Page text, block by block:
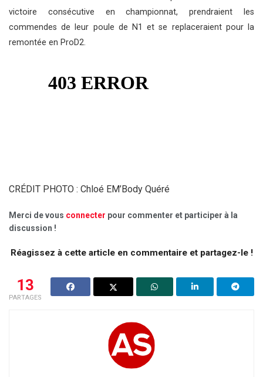
victoire consécutive en championnat, prendraient les
commendes de leur poule de N1 et se replaceraient pour la
remontée en ProD2.
CRÉDIT PHOTO : Chloé EM’Body Quéré
Merci de vous connecter pour commenter et participer à la
discussion !
Réagissez à cette article en commentaire et partagez-le !
13
PARTAGES